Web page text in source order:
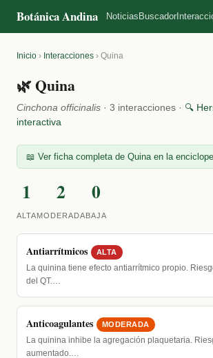
Botánica Andina Noticias Buscador
Inicio › Interacciones › Quina
🌿 Quina
Cinchona officinalis · 3 interacciones · 🔍
interactiva
📖 Ver ficha completa de Quina en la
1
ALTA
2
MODERADA
0
BAJA
Antiarrítmicos ALTA
La quinina tiene efecto antiarrítmico propio.
del QT.…
Anticoagulantes MODERADA
La quinina inhibe la agregación plaquetaria.
aumentado.…